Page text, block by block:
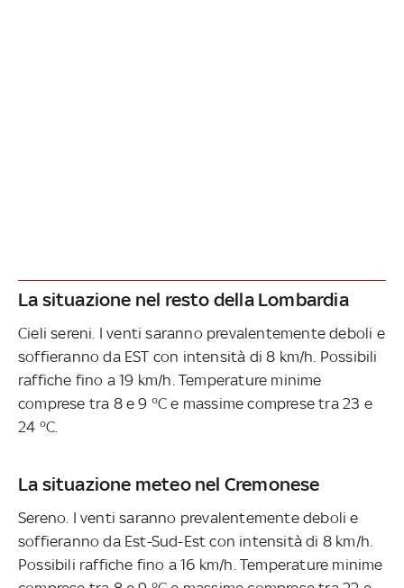
La situazione nel resto della Lombardia
Cieli sereni. I venti saranno prevalentemente deboli e
soffieranno da EST con intensità di 8 km/h. Possibili
raffiche fino a 19 km/h. Temperature minime
comprese tra 8 e 9 °C e massime comprese tra 23 e
24 °C.
La situazione meteo nel Cremonese
Sereno. I venti saranno prevalentemente deboli e
soffieranno da Est-Sud-Est con intensità di 8 km/h.
Possibili raffiche fino a 16 km/h. Temperature minime